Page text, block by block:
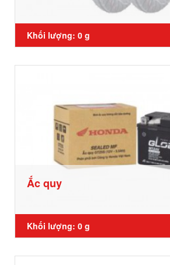
Khối lượng: 0 g
Ắc quy
Khối lượng: 0 g